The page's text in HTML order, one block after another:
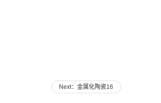
Next：金属化陶瓷16